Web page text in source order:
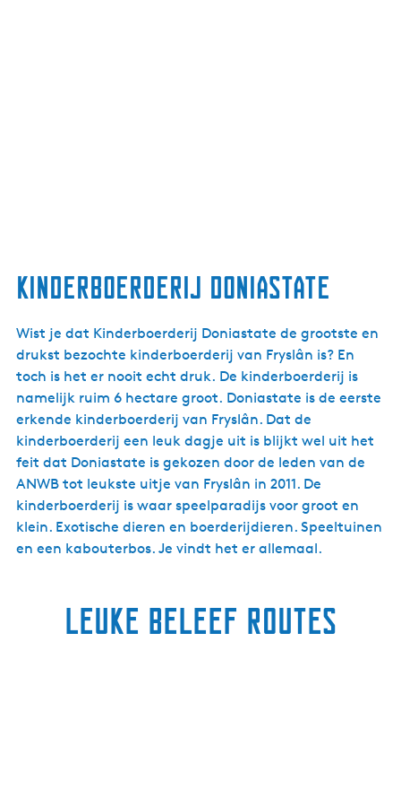
Kinderboerderij Doniastate
Wist je dat Kinderboerderij Doniastate de grootste en
drukst bezochte kinderboerderij van Fryslân is? En
toch is het er nooit echt druk. De kinderboerderij is
namelijk ruim 6 hectare groot. Doniastate is de eerste
erkende kinderboerderij van Fryslân. Dat de
kinderboerderij een leuk dagje uit is blijkt wel uit het
feit dat Doniastate is gekozen door de leden van de
ANWB tot leukste uitje van Fryslân in 2011. De
kinderboerderij is waar speelparadijs voor groot en
klein. Exotische dieren en boerderijdieren. Speeltuinen
en een kabouterbos. Je vindt het er allemaal.
Leuke beleef routes